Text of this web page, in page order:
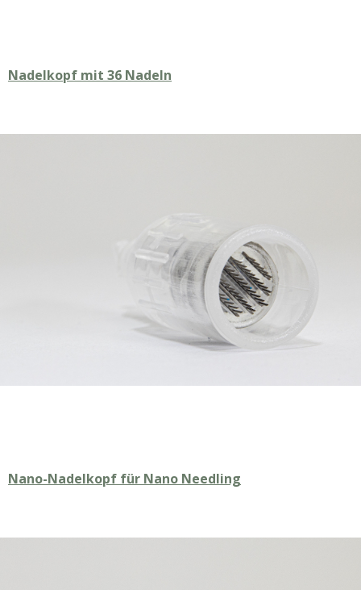
Nadelkopf mit 36 Nadeln
Nano-Nadelkopf für Nano Needling